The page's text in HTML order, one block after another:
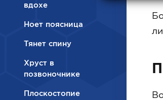
вдохе
Ноет поясница
Тянет спину
Хруст в
позвоночнике
Плоскостопие